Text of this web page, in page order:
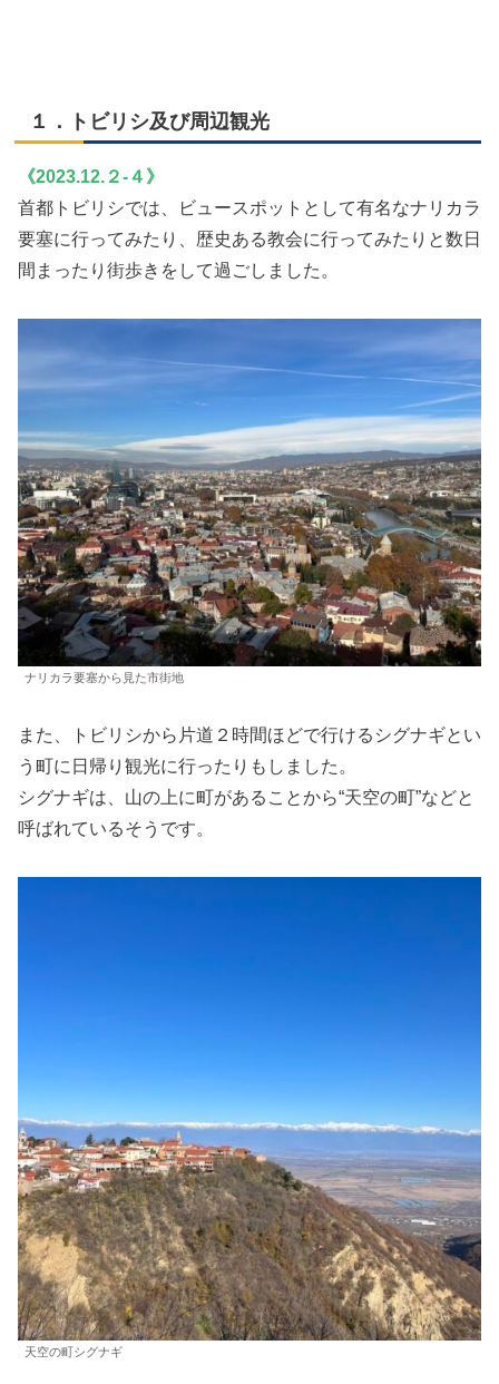
１．トビリシ及び周辺観光
《2023.12.２-４》
首都トビリシでは、ビュースポットとして有名なナリカラ
要塞に行ってみたり、歴史ある教会に行ってみたりと数日
間まったり街歩きをして過ごしました。
ナリカラ要塞から見た市街地
また、トビリシから片道２時間ほどで行けるシグナギとい
う町に日帰り観光に行ったりもしました。
シグナギは、山の上に町があることから“天空の町”などと
呼ばれているそうです。
天空の町シグナギ